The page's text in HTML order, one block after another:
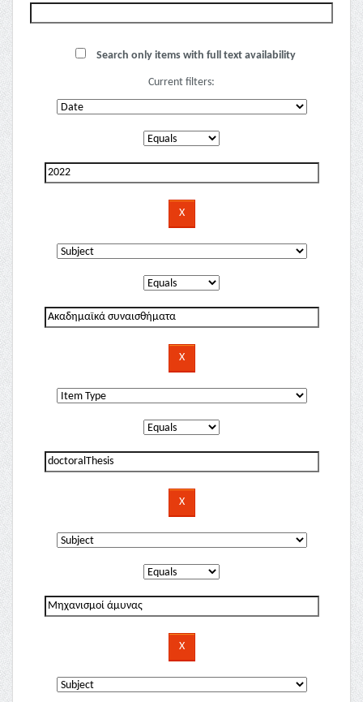
Search only items with full text availability
Current filters: